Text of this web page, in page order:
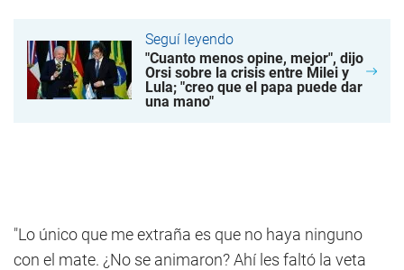
Seguí leyendo
"Cuanto menos opine, mejor", dijo
Orsi sobre la crisis entre Milei y
Lula; "creo que el papa puede dar
una mano"
"Lo único que me extraña es que no haya ninguno
con el mate. ¿No se animaron? Ahí les faltó la veta